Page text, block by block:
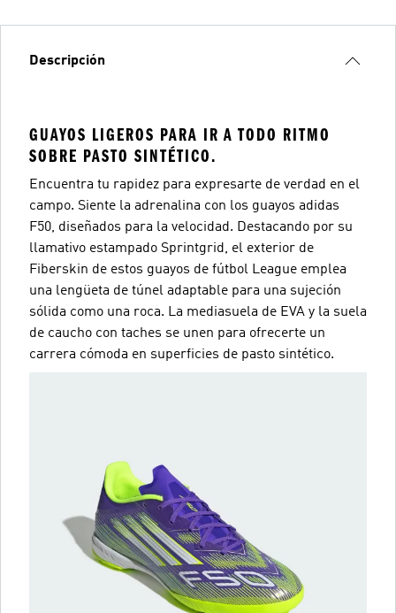
Descripción
GUAYOS LIGEROS PARA IR A TODO RITMO
SOBRE PASTO SINTÉTICO.
Encuentra tu rapidez para expresarte de verdad en el
campo. Siente la adrenalina con los guayos adidas
F50, diseñados para la velocidad. Destacando por su
llamativo estampado Sprintgrid, el exterior de
Fiberskin de estos guayos de fútbol League emplea
una lengüeta de túnel adaptable para una sujeción
sólida como una roca. La mediasuela de EVA y la suela
de caucho con taches se unen para ofrecerte un
carrera cómoda en superficies de pasto sintético.